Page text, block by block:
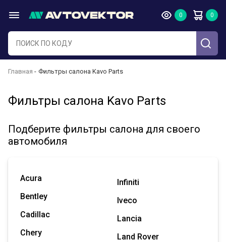
Главная Фильтры салона Kavo Parts
Фильтры салона Kavo Parts
Подберите фильтры салона для своего
автомобиля
Acura
Bentley
Cadillac
Chery
Infiniti
Iveco
Lancia
Land Rover